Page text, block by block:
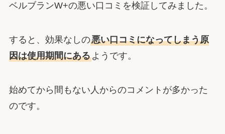
ベルブランW+の悪い口コミを検証してみました。
すると、効果なしの悪い口コミになってしまう原
因は使用期間にあるようです。
始めてから間もない人からのコメントが多かった
のです。